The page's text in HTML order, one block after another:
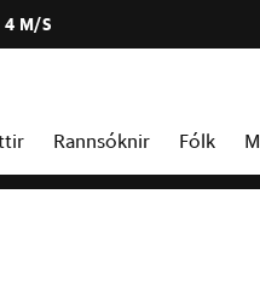
4 M/S
Rannsóknir Fólk